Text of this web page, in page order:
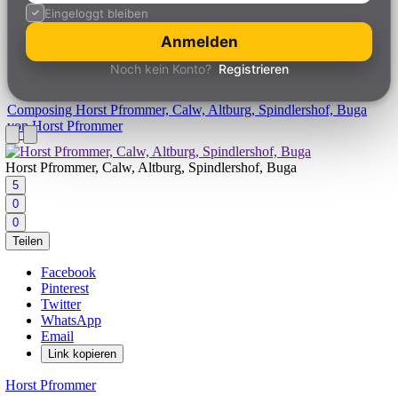
Eingeloggt bleiben
Anmelden
Noch kein Konto? Registrieren
ComposingHorst Pfrommer, Calw, Altburg, Spindlershof, Buga
von Horst Pfrommer
Horst Pfrommer, Calw, Altburg, Spindlershof, Buga
5
0
0
Teilen
Facebook
Pinterest
Twitter
WhatsApp
Email
Link kopieren
Horst Pfrommer